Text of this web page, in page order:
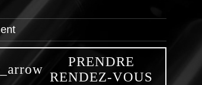
PRENDRE
RENDEZ-VOUS